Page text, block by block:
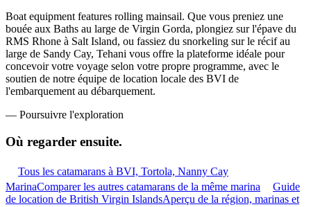
Boat equipment features rolling mainsail. Que vous preniez une
bouée aux Baths au large de Virgin Gorda, plongiez sur l'épave du
RMS Rhone à Salt Island, ou fassiez du snorkeling sur le récif au
large de Sandy Cay, Tehani vous offre la plateforme idéale pour
concevoir votre voyage selon votre propre programme, avec le
soutien de notre équipe de location locale des BVI de
l'embarquement au débarquement.
— Poursuivre l'exploration
Où regarder ensuite.
Tous les catamarans à BVI, Tortola, Nanny Cay
MarinaComparer les autres catamarans de la même marina
Guide
de location de British Virgin IslandsAperçu de la région, marinas et